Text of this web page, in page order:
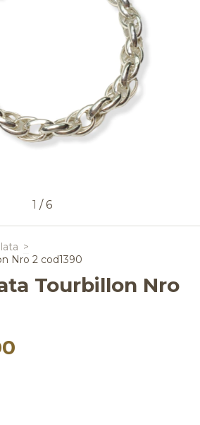
1 /6
>
Nro 2 cod1390
Tourbillon Nro